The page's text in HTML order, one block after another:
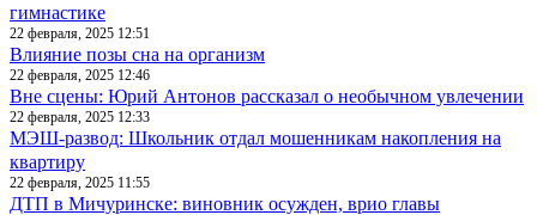
гимнастике
22 февраля, 2025 12:51
Влияние позы сна на организм
22 февраля, 2025 12:46
Вне сцены: Юрий Антонов рассказал о необычном увлечении
22 февраля, 2025 12:33
МЭШ-развод: Школьник отдал мошенникам накопления на
квартиру
22 февраля, 2025 11:55
ДТП в Мичуринске: виновник осужден, врио главы